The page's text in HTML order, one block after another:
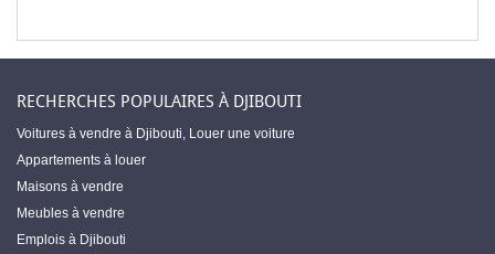
RECHERCHES POPULAIRES À DJIBOUTI
Voitures à vendre à Djibouti, Louer une voiture
Appartements à louer
Maisons à vendre
Meubles à vendre
Emplois à Djibouti